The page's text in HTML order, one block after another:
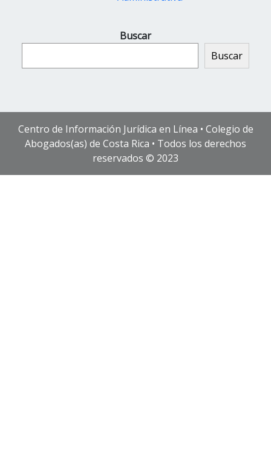
Buscar
Buscar
Centro de Información Jurídica en Línea • Colegio de
Abogados(as) de Costa Rica • Todos los derechos
reservados © 2023